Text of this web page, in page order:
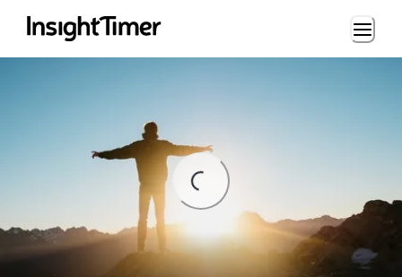
Loading...